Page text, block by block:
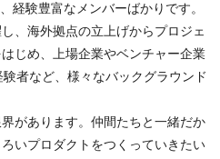
経験豊富なメンバーばかりです。
、海外拠点の立上げからプロジェ
じめ、上場企業やベンチャー企業
者など、様々なバックグラウンド
があります。仲間たちと一緒だか
いプロダクトをつくっていきたい